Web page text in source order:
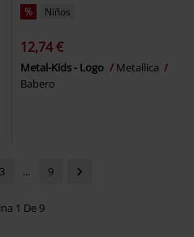
% Niños
12,74 €
Metal-Kids - Logo
Metallica
Babero
3 ... 9
1 De 9